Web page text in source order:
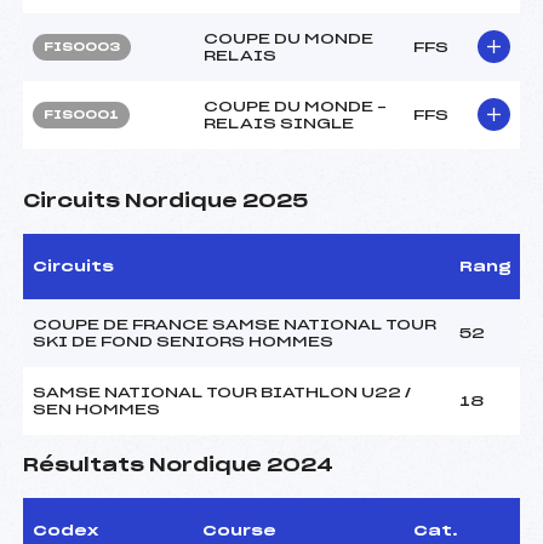
FIS0003
COUPE DU MONDE
RELAIS
FFS
FIS0001
COUPE DU MONDE –
RELAIS SINGLE
FFS
Circuits Nordique 2025
Circuits Rang
COUPE DE FRANCE SAMSE NATIONAL TOUR
SKI DE FOND SENIORS HOMMES
52
SAMSE NATIONAL TOUR BIATHLON U22 /
SEN HOMMES
18
Résultats Nordique 2024
Codex Course Cat.